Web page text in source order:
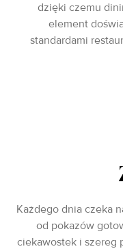
dzięki czemu
element
standardami
Każdego dnia czeka
od pokazów
ciekawostek i szereg